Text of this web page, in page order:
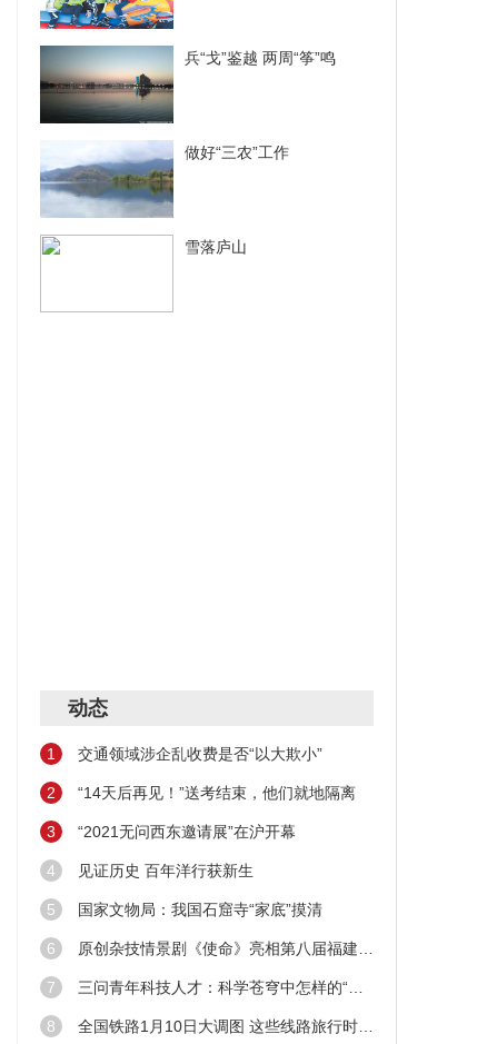
兵“戈”鉴越 两周“筝”鸣
做好“三农”工作
雪落庐山
动态
1 交通领域涉企乱收费是否“以大欺小”
2 “14天后再见！”送考结束，他们就地隔离
3 “2021无问西东邀请展”在沪开幕
4 见证历史 百年洋行获新生
5 国家文物局：我国石窟寺“家底”摸清
6 原创杂技情景剧《使命》亮相第八届福建艺术节
7 三问青年科技人才：科学苍穹中怎样的“新星”在闪耀
8 全国铁路1月10日大调图 这些线路旅行时间缩短！